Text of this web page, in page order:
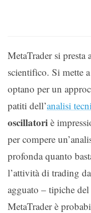
MetaTrader si presta
scientifico. Si mette
optano per un
patiti dell’analisi
oscillatori è
per compere
profonda quanto
l’attività di trading
agguato – tipiche del
MetaTrader è